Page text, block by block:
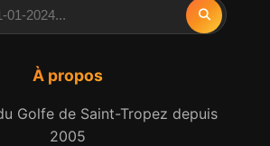
À propos
Golfe de Saint-Tropez depuis
2005